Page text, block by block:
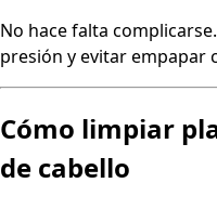
No hace falta
presión y evitar empapar
Cómo limpiar
de cabello